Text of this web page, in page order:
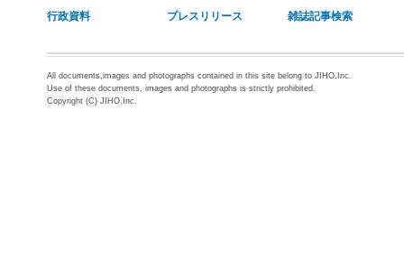
行政資料 プレスリリース 雑誌記事検索
All documents,images and photographs contained in this site belong to JIHO,Inc.
Use of these documents, images and photographs is strictly prohibited.
Copyright (C) JIHO,Inc.